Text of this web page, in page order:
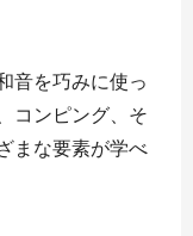
音を巧みに使っ
コンピング、そ
まな要素が学べ